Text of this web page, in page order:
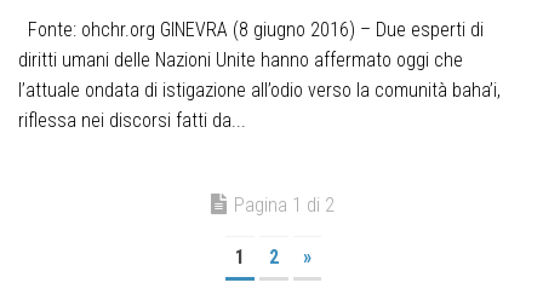
Fonte: ohchr.org GINEVRA (8 giugno 2016) – Due esperti di
diritti umani delle Nazioni Unite hanno affermato oggi che
l’attuale ondata di istigazione all’odio verso la comunità baha’i,
riflessa nei discorsi fatti da...
Pagina 1 di 2
1 2 »